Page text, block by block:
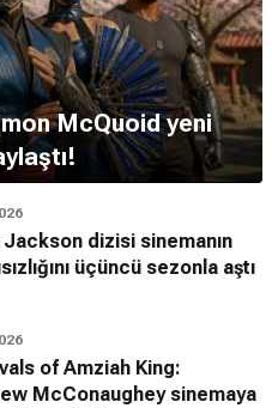
McQuoid yeni
dizisi sinemanın
üçüncü sezonla aştı
of Amziah King:
McConaughey sinemaya